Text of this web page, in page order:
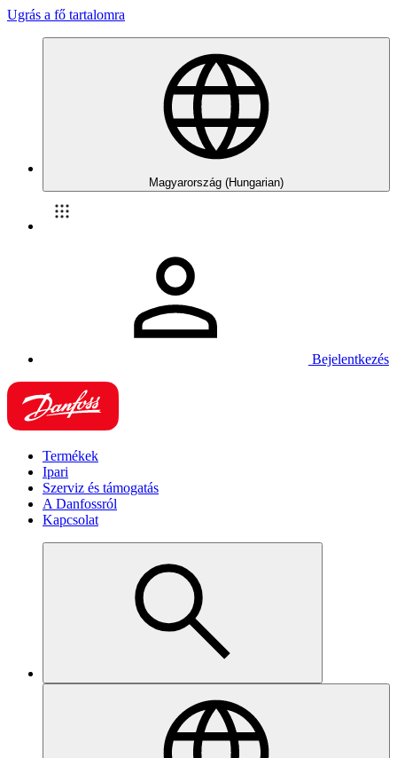
Ugrás a fő tartalomra
Magyarország (Hungarian)
Bejelentkezés
Termékek
Ipari
Szerviz és támogatás
A Danfossról
Kapcsolat